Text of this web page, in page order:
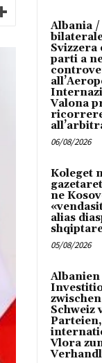
Albania /
Svizzera
parti a
Valona
06/08/2026
Koleget
ne
alias
05/08/2026
Albanien
Schweiz
Vlora